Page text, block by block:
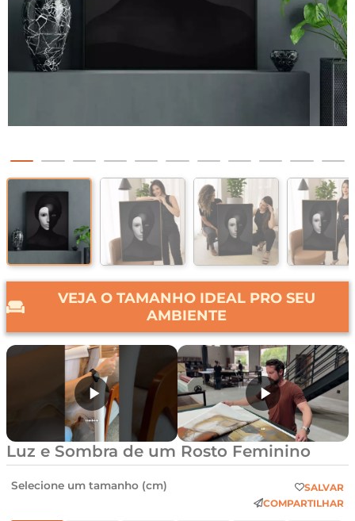
VEJA O TAMANHO IDEAL PRO SEU
AMBIENTE
Luz e Sombra de um Rosto Feminino
Selecione um tamanho (cm)
SALVAR
COMPARTILHAR